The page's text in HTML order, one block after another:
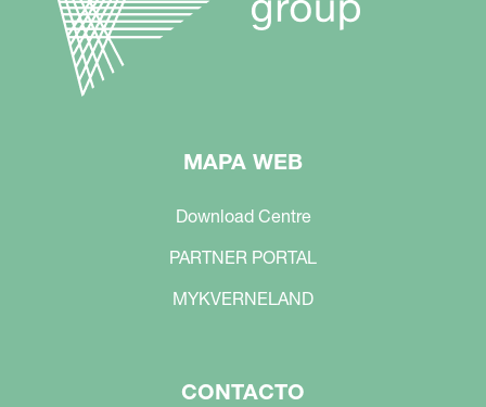
MAPA WEB
Download Centre
PARTNER PORTAL
MYKVERNELAND
CONTACTO